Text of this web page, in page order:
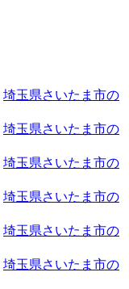
埼玉県さいたま市の
埼玉県さいたま市の
埼玉県さいたま市の
埼玉県さいたま市の
埼玉県さいたま市の
埼玉県さいたま市の